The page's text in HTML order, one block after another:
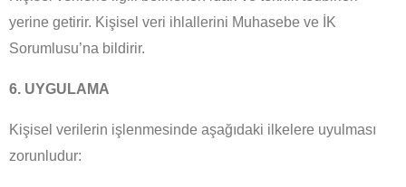
yerine getirir. Kişisel veri ihlallerini Muhasebe ve İK
Sorumlusu’na bildirir.
6. UYGULAMA
Kişisel verilerin işlenmesinde aşağıdaki ilkelere uyulması
zorunludur: